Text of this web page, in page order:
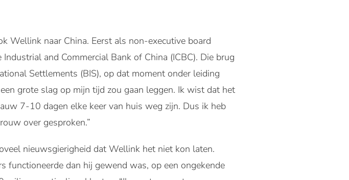
Wellink naar China. Eerst als non-executive board
and Commercial Bank of China (ICBC). Die brug
Settlements (BIS), op dat moment onder leiding
grote slag op mijn tijd zou gaan leggen. Ik wist dat het
7-10 dagen elke keer van huis weg zijn. Dus ik heb
over gesproken.”
nieuwsgierigheid dat Wellink het niet kon laten.
dan hij gewend was, op een ongekende